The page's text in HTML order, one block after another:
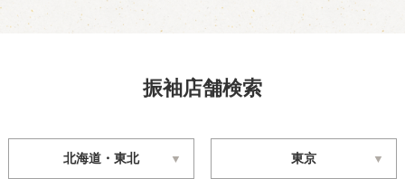
振袖店舗検索
北海道・東北 東京